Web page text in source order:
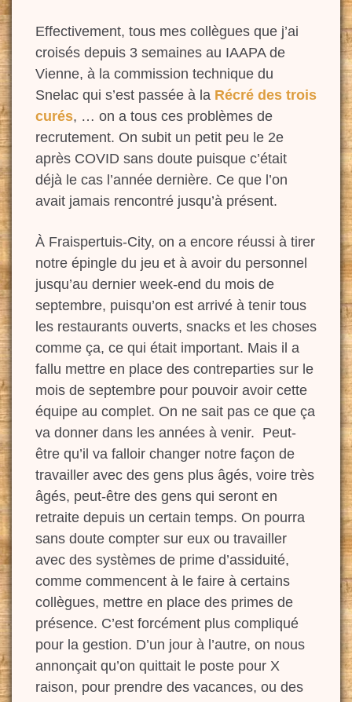
Effectivement, tous mes collègues que j’ai
croisés depuis 3 semaines au IAAPA de
Vienne, à la commission technique du
Snelac qui s’est passée à la Récré des trois
curés, … on a tous ces problèmes de
recrutement. On subit un petit peu le 2e
après COVID sans doute puisque c’était
déjà le cas l’année dernière. Ce que l’on
avait jamais rencontré jusqu’à présent.
À Fraispertuis-City, on a encore réussi à tirer
notre épingle du jeu et à avoir du personnel
jusqu’au dernier week-end du mois de
septembre, puisqu’on est arrivé à tenir tous
les restaurants ouverts, snacks et les choses
comme ça, ce qui était important. Mais il a
fallu mettre en place des contreparties sur le
mois de septembre pour pouvoir avoir cette
équipe au complet. On ne sait pas ce que ça
va donner dans les années à venir. Peut-
être qu’il va falloir changer notre façon de
travailler avec des gens plus âgés, voire très
âgés, peut-être des gens qui seront en
retraite depuis un certain temps. On pourra
sans doute compter sur eux ou travailler
avec des systèmes de prime d’assiduité,
comme commencent à le faire à certains
collègues, mettre en place des primes de
présence. C’est forcément plus compliqué
pour la gestion. D’un jour à l’autre, on nous
annonçait qu’on quittait le poste pour X
raison, pour prendre des vacances, ou des